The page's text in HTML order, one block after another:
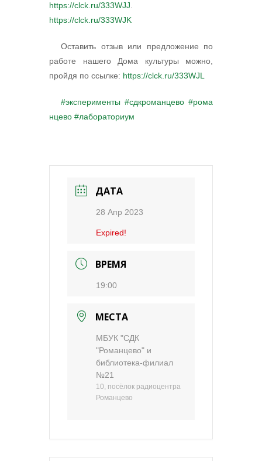
https://clck.ru/333WJJ.
https://clck.ru/333WJK
Оставить отзыв или предложение по
работе нашего Дома культуры можно,
пройдя по ссылке: https://clck.ru/333WJL
#эксперименты #сдкроманцево #рома
нцево #лабораториум
ДАТА
28 Апр 2023
Expired!
ВРЕМЯ
19:00
МЕСТА
МБУК "СДК
"Романцево" и
библиотека-филиал
№21
10, посёлок радиоцентра
Романцево